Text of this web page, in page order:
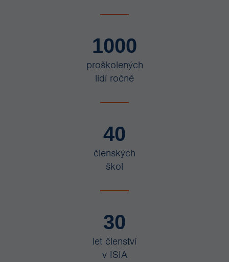
1000
proškolených
lidí ročně
40
členských
škol
30
let členství
v ISIA